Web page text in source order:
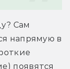
Сам
напрямую в
появятся